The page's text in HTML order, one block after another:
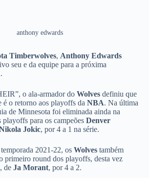
anthony edwards
Timberwolves, Anthony Edwards
seu e da equipe para a próxima
.
o ala-armador do Wolves definiu que
é o retorno aos playoffs da NBA. Na última
de Minnesota foi eliminada ainda na
para os campeões Denver
Jokic, por 4 a 1 na série.
2021-22, os Wolves também
primeiro round dos playoffs, desta vez
, de Ja Morant, por 4 a 2.